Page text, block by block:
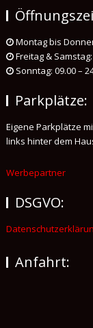
Montag bis
Freitag &
Sonntag: 09.00 –
Parkplätze:
Eigene Parkplätze
links hinter dem
Werbepartner
DSGVO:
Anfahrt: